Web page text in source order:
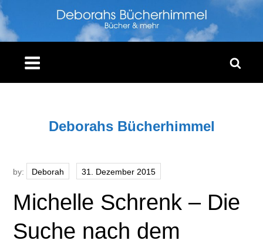
Skip
to
content
Deborahs Bücherhimmel
by: Deborah
Michelle Schrenk – Die
Suche nach dem